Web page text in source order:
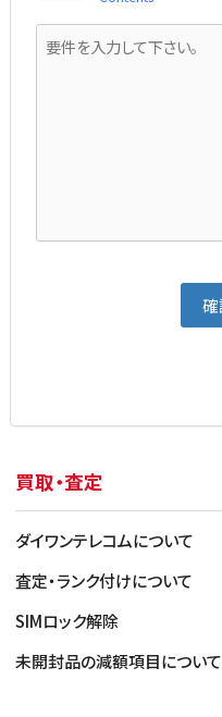
買取・査定
ダイワンテレコムについて
査定・ランク付けについて
SIMロック解除
未開封品の減額項目について